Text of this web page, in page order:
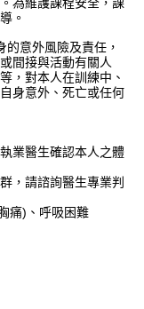
。
意外風險及責任，
間接與活動有關人
，對本人在訓練中、
身意外、死亡或任何
業醫生確認本人之體
，請諮詢醫生專業判
痛)、呼吸困難